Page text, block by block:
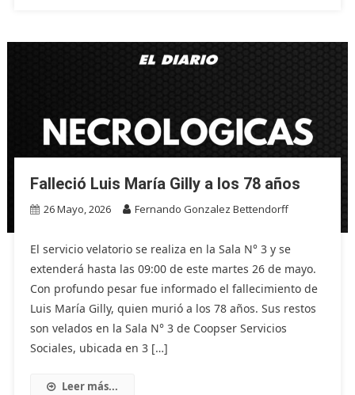
Falleció Luis María Gilly a los 78 años
26 Mayo, 2026 Fernando Gonzalez Bettendorff
El servicio velatorio se realiza en la Sala N° 3 y se
extenderá hasta las 09:00 de este martes 26 de mayo.
Con profundo pesar fue informado el fallecimiento de
Luis María Gilly, quien murió a los 78 años. Sus restos
son velados en la Sala N° 3 de Coopser Servicios
Sociales, ubicada en 3 […]
Leer más...